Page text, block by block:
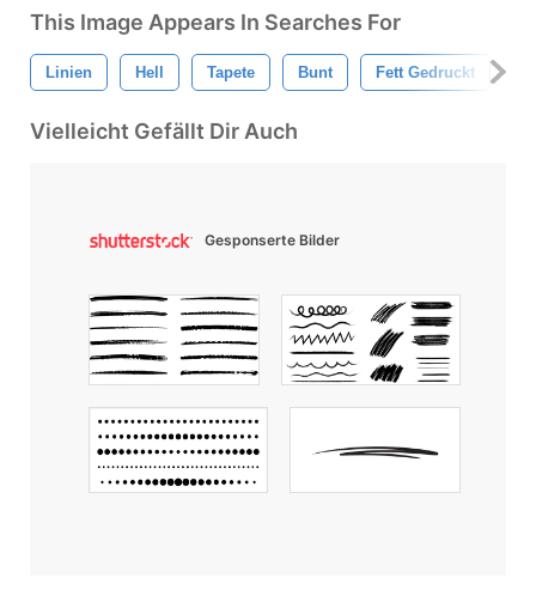
This Image Appears In Searches For
Linien Hell Tapete Bunt Fett Gedruckt
Vielleicht Gefällt Dir Auch
Gesponserte Bilder